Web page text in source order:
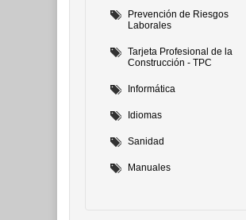
Prevención de Riesgos
Laborales
Tarjeta Profesional de la
Construcción - TPC
Informática
Idiomas
Sanidad
Manuales